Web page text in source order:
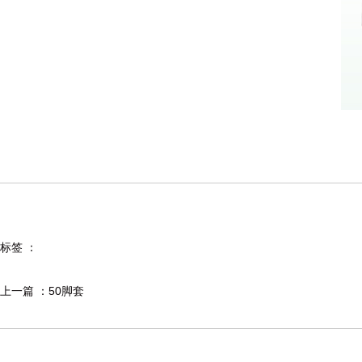
标签 ：
上一篇 ： 50脚套